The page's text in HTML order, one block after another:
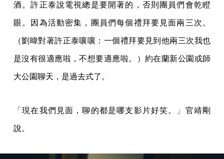
酒。許正泰說電視總是要開著的，否則團員們會乾瞪
眼。因為活動密集，團員們每個禮拜要見面兩三次。
（劉暐對著許正泰嚷嚷：一個禮拜要見到他兩三次我也
是沒有很適應啦，不想要適應啦。）約在蘭新公園或師
大公園聊天，是過去式了。
「現在我們見面，聊的都是哪支影片好笑。」官靖剛
說。